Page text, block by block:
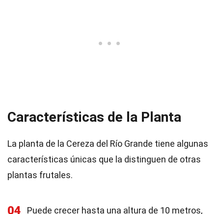
Características de la Planta
La planta de la Cereza del Río Grande tiene algunas
características únicas que la distinguen de otras
plantas frutales.
04
Puede crecer hasta una altura de 10 metros,